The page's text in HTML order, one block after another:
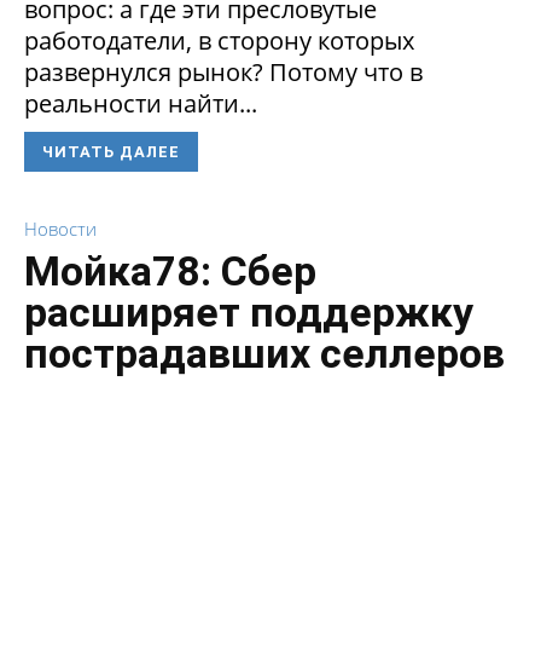
вопрос: а где эти пресловутые
работодатели, в сторону которых
развернулся рынок? Потому что в
реальности найти...
ЧИТАТЬ ДАЛЕЕ
Новости
Мойка78: Сбер
расширяет поддержку
пострадавших селлеров